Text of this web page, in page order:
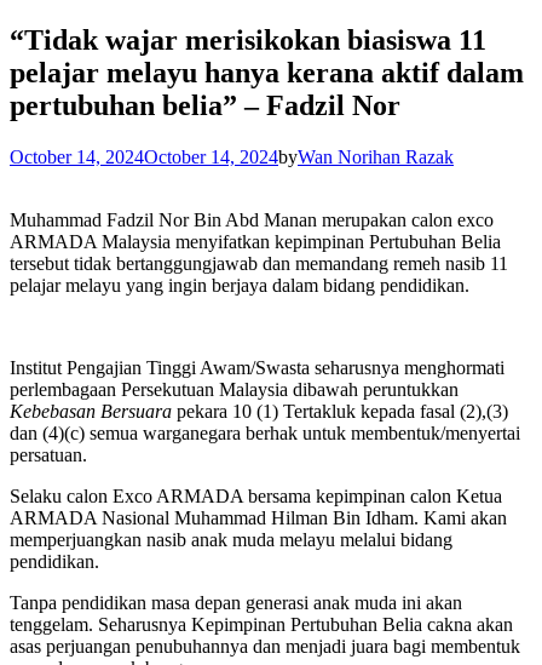
“Tidak wajar merisikokan biasiswa 11
pelajar melayu hanya kerana aktif dalam
pertubuhan belia” – Fadzil Nor
October 14, 2024October 14, 2024byWan Norihan Razak
Muhammad Fadzil Nor Bin Abd Manan merupakan calon exco
ARMADA Malaysia menyifatkan kepimpinan Pertubuhan Belia
tersebut tidak bertanggungjawab dan memandang remeh nasib 11
pelajar melayu yang ingin berjaya dalam bidang pendidikan.
Institut Pengajian Tinggi Awam/Swasta seharusnya menghormati
perlembagaan Persekutuan Malaysia dibawah peruntukkan
Kebebasan Bersuara pekara 10 (1) Tertakluk kepada fasal (2),(3)
dan (4)(c) semua warganegara berhak untuk membentuk/menyertai
persatuan.
Selaku calon Exco ARMADA bersama kepimpinan calon Ketua
ARMADA Nasional Muhammad Hilman Bin Idham. Kami akan
memperjuangkan nasib anak muda melayu melalui bidang
pendidikan.
Tanpa pendidikan masa depan generasi anak muda ini akan
tenggelam. Seharusnya Kepimpinan Pertubuhan Belia cakna akan
asas perjuangan penubuhannya dan menjadi juara bagi membentuk